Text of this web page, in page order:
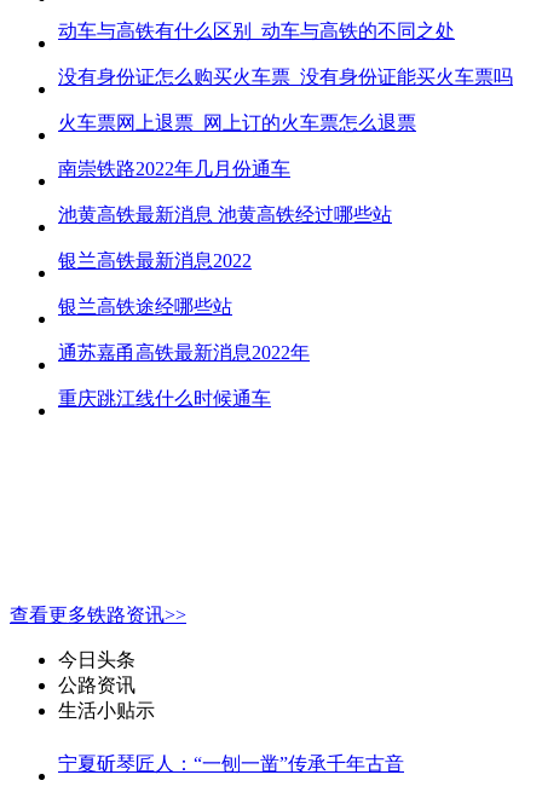
动车与高铁有什么区别_动车与高铁的不同之处
没有身份证怎么购买火车票_没有身份证能买火车票吗
火车票网上退票_网上订的火车票怎么退票
南崇铁路2022年几月份通车
池黄高铁最新消息 池黄高铁经过哪些站
银兰高铁最新消息2022
银兰高铁途经哪些站
通苏嘉甬高铁最新消息2022年
重庆跳江线什么时候通车
查看更多铁路资讯>>
今日头条
公路资讯
生活小贴示
宁夏斫琴匠人：“一刨一凿”传承千年古音